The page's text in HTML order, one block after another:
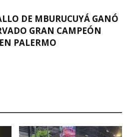
DE MBURUCUYÁ GANÓ
GRAN CAMPEÓN
PALERMO